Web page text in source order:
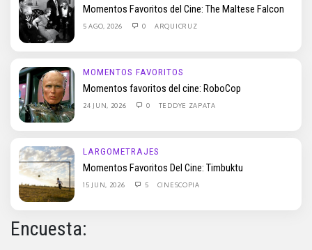
Momentos Favoritos del Cine: The Maltese Falcon
5 AGO, 2026 0 ARQUICRUZ
MOMENTOS FAVORITOS
Momentos favoritos del cine: RoboCop
24 JUN, 2026 0 TEDDYE ZAPATA
LARGOMETRAJES
Momentos Favoritos Del Cine: Timbuktu
15 JUN, 2026 5 CINESCOPIA
Encuesta: